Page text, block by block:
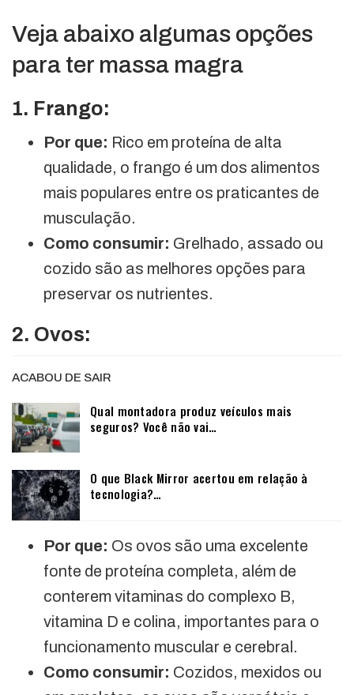
Veja abaixo algumas opções
para ter massa magra
1. Frango:
Por que: Rico em proteína de alta
qualidade, o frango é um dos alimentos
mais populares entre os praticantes de
musculação.
Como consumir: Grelhado, assado ou
cozido são as melhores opções para
preservar os nutrientes.
2. Ovos:
ACABOU DE SAIR
Qual montadora produz veículos mais
seguros? Você não vai…
O que Black Mirror acertou em relação à
tecnologia?…
Por que: Os ovos são uma excelente
fonte de proteína completa, além de
conterem vitaminas do complexo B,
vitamina D e colina, importantes para o
funcionamento muscular e cerebral.
Como consumir: Cozidos, mexidos ou